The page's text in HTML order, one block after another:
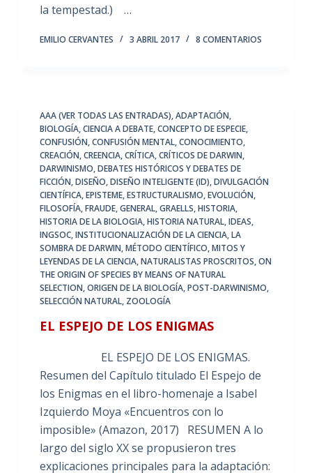
la tempestad.) …
EMILIO CERVANTES 3 ABRIL 2017 8 COMENTARIOS
AAA (VER TODAS LAS ENTRADAS),ADAPTACIÓN,
BIOLOGÍA,CIENCIA A DEBATE,CONCEPTO DE ESPECIE,
CONFUSIÓN,CONFUSIÓN MENTAL,CONOCIMIENTO,
CREACIÓN,CREENCIA,CRÍTICA,CRÍTICOS DE DARWIN,
DARWINISMO,DEBATES HISTÓRICOS Y DEBATES DE
FICCIÓN,DISEÑO,DISEÑO INTELIGENTE (ID),DIVULGACIÓN
CIENTÍFICA,EPISTEME,ESTRUCTURALISMO,EVOLUCIÓN,
FILOSOFÍA,FRAUDE,GENERAL,GRAELLS,HISTORIA,
HISTORIA DE LA BIOLOGIA,HISTORIA NATURAL,IDEAS,
INGSOC,INSTITUCIONALIZACIÓN DE LA CIENCIA,LA
SOMBRA DE DARWIN,MÉTODO CIENTÍFICO,MITOS Y
LEYENDAS DE LA CIENCIA,NATURALISTAS PROSCRITOS,ON
THE ORIGIN OF SPECIES BY MEANS OF NATURAL
SELECTION,ORIGEN DE LA BIOLOGÍA,POST-DARWINISMO,
SELECCIÓN NATURAL, ZOOLOGÍA
EL ESPEJO DE LOS ENIGMAS
EL ESPEJO DE LOS ENIGMAS.
Resumen del Capítulo titulado El Espejo de
los Enigmas en el libro-homenaje a Isabel
Izquierdo Moya «Encuentros con lo
imposible» (Amazon, 2017) RESUMEN A lo
largo del siglo XX se propusieron tres
explicaciones principales para la adaptación: